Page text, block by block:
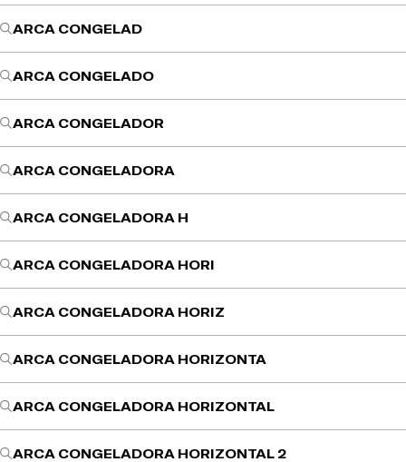
ARCA CONGELAD
ARCA CONGELADO
ARCA CONGELADOR
ARCA CONGELADORA
ARCA CONGELADORA H
ARCA CONGELADORA HORI
ARCA CONGELADORA HORIZ
ARCA CONGELADORA HORIZONTA
ARCA CONGELADORA HORIZONTAL
ARCA CONGELADORA HORIZONTAL 2